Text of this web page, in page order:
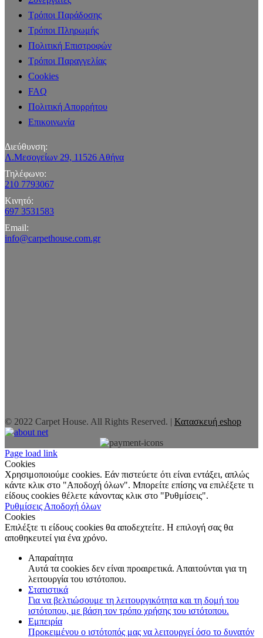
Τρόποι Παράδοσης
Τρόποι Πληρωμής
Πολιτική Επιστροφών
Τρόποι Παραγγελίας
Cookies
FAQ
Πολιτική Απορρήτου
Επικοινωνία
Διεύθυνση:
Λ.Μεσογείων 29, 11526 Αθήνα
Τηλέφωνο:
210 7793067
Κινητό:
697 3531583
Email:
info@carpethouse.com.gr
© 2022 Carpet House. All Rights Reserved. | Κατασκευή eshop
Page load link
Cookies
Χρησιμοποιούμε cookies. Εάν πιστεύετε ότι είναι εντάξει, απλώς
κάντε κλικ στο "Αποδοχή όλων". Μπορείτε επίσης να επιλέξετε τι
είδους cookies θέλετε κάνοντας κλικ στο "Ρυθμίσεις".
Ρυθμίσεις Αποδοχή όλων
Cookies
Επιλέξτε τι είδους cookies θα αποδεχτείτε. Η επιλογή σας θα
αποθηκευτεί για ένα χρόνο.
Απαραίτητα
Αυτά τα cookies δεν είναι προαιρετικά. Απαιτούνται για τη
λειτουργία του ιστότοπου.
Στατιστικά
Για να βελτιώσουμε τη λειτουργικότητα και τη δομή του
ιστότοπου, με βάση τον τρόπο χρήσης του ιστότοπου.
Εμπειρία
Προκειμένου ο ιστότοπός μας να λειτουργεί όσο το δυνατόν